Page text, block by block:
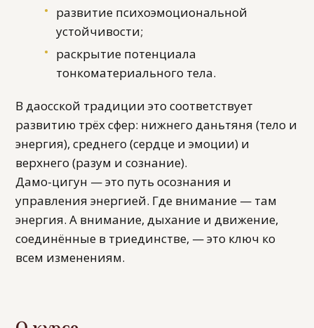
развитие психоэмоциональной
устойчивости;
раскрытие потенциала
тонкоматериального тела.
В даосской традиции это соответствует
развитию трёх сфер: нижнего даньтяня (тело и
энергия), среднего (сердце и эмоции) и
верхнего (разум и сознание).
Дамо-цигун — это путь осознания и
управления энергией. Где внимание — там
энергия. А внимание, дыхание и движение,
соединённые в триединстве, — это ключ ко
всем изменениям.